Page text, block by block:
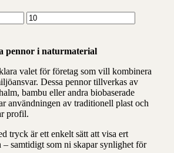
Max
pris
pennor i naturmaterial
valet för företag som vill kombinera
Dessa pennor tillverkas av
bambu eller andra biobaserade
användningen av traditionell plast och
profil.
tryck är ett enkelt sätt att visa ert
samtidigt som ni skapar synlighet för